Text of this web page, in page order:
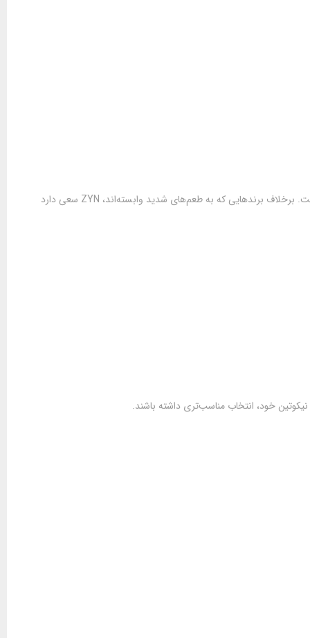
یکی از عوامل موفقیت ZYN، طراحی طعم‌هایی ساده، طبیعی و بدون شیرینی یا تندی اغراق‌آمیز است. برخلاف برندهایی که به طعم‌های شدید وابسته‌اند، ZYN سعی دارد
خود، انتخاب مناسب‌تری داشته باشند.